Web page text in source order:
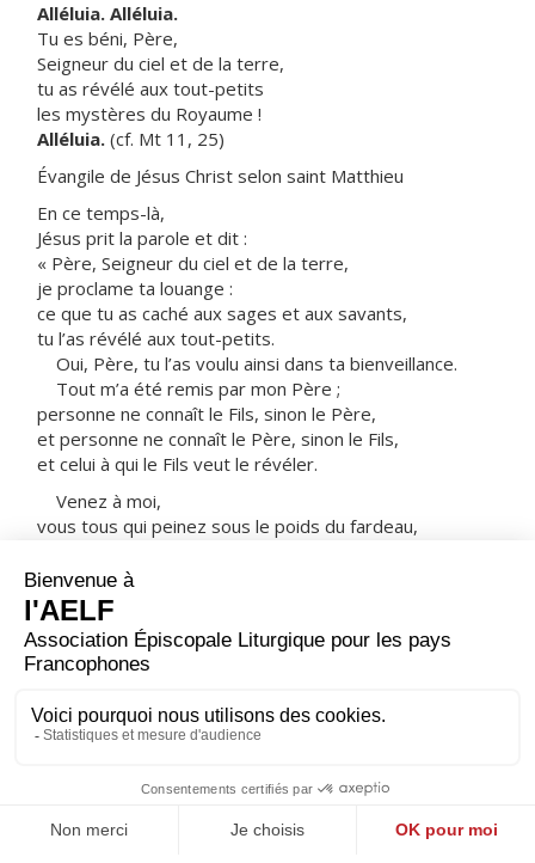
Alléluia. Alléluia.
Tu es béni, Père,
Seigneur du ciel et de la terre,
tu as révélé aux tout-petits
les mystères du Royaume !
Alléluia. (cf. Mt 11, 25)
Évangile de Jésus Christ selon saint Matthieu
En ce temps-là,
Jésus prit la parole et dit :
« Père, Seigneur du ciel et de la terre,
je proclame ta louange :
ce que tu as caché aux sages et aux savants,
tu l’as révélé aux tout-petits.
Oui, Père, tu l’as voulu ainsi dans ta bienveillance.
Tout m’a été remis par mon Père ;
personne ne connaît le Fils, sinon le Père,
et personne ne connaît le Père, sinon le Fils,
et celui à qui le Fils veut le révéler.
Venez à moi,
vous tous qui peinez sous le poids du fardeau,
Prenez sur vous mon joug,
devenez mes disciples,
car je suis doux et humble de cœur,
et vous trouverez le repos pour votre âme.
Oui, mon joug est facile à porter,
et mon fardeau, léger. »
– Acclamons la Parole de Dieu.